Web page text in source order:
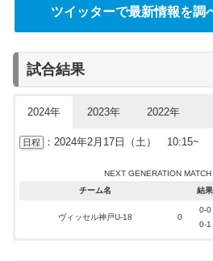
FUJIFILM SUPER CUP
チーム名
結果
横浜F・マリノス
(J1リーグ王者)
1-1
FUJIFILM SUPER CUP
チーム名
結果
川崎フロンターレ
(J1リーグ王者)
0-1
ツイッターで最新情報を調
試合結果
2024年 2023年 2022年
日程 ：2024年2月17日（土） 10:15~
NEXT GENERATION
チーム名
結果
ヴィッセル神戸U-18 0
0-0
0-1